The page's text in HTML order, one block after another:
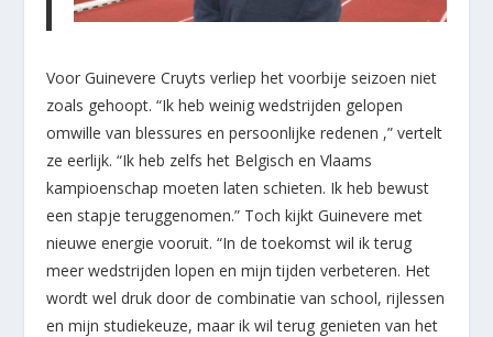
Voor Guinevere Cruyts verliep het voorbije seizoen niet
zoals gehoopt. “Ik heb weinig wedstrijden gelopen
omwille van blessures en persoonlijke redenen ,” vertelt
ze eerlijk. “Ik heb zelfs het Belgisch en Vlaams
kampioenschap moeten laten schieten. Ik heb bewust
een stapje teruggenomen.” Toch kijkt Guinevere met
nieuwe energie vooruit. “In de toekomst wil ik terug
meer wedstrijden lopen en mijn tijden verbeteren. Het
wordt wel druk door de combinatie van school, rijlessen
en mijn studiekeuze, maar ik wil terug genieten van het